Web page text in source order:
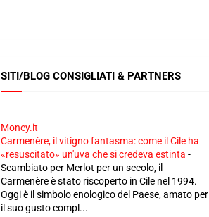
SITI/BLOG CONSIGLIATI & PARTNERS
Money.it
Carmenère, il vitigno fantasma: come il Cile ha
«resuscitato» un'uva che si credeva estinta -
Scambiato per Merlot per un secolo, il
Carmenère è stato riscoperto in Cile nel 1994.
Oggi è il simbolo enologico del Paese, amato per
il suo gusto compl...